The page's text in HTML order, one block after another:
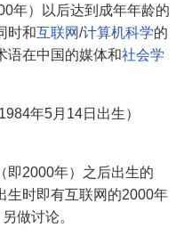
年）以后达到成年年龄的
时和互联网/计算机科学的
语在中国的媒体和社会学
年5月14日出生）
2000年）之后出生的
生时即有互联网的2000年
做讨论。